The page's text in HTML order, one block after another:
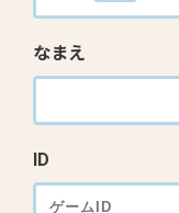
なまえ
ID